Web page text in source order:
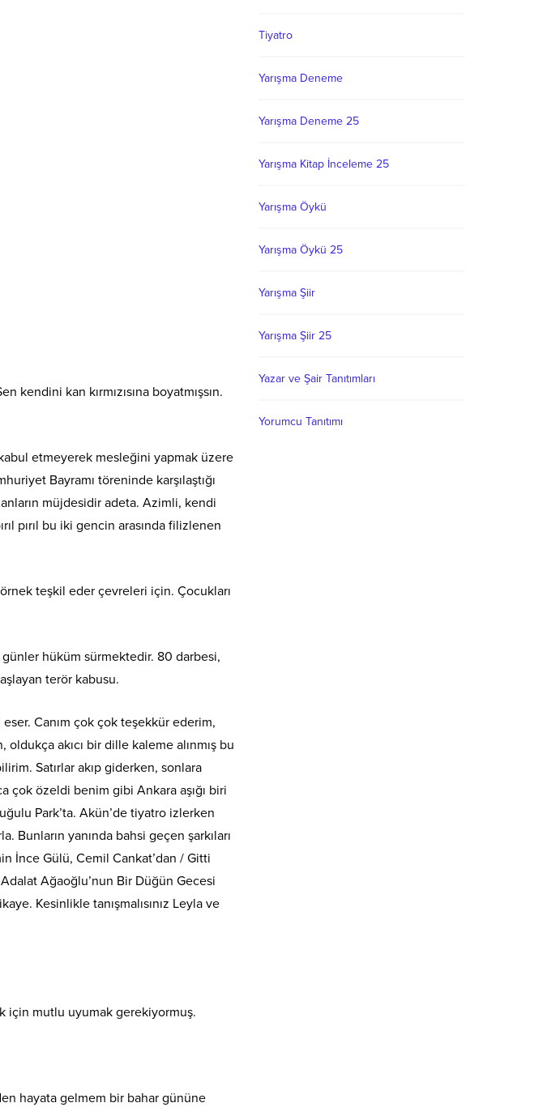
kendini kan kırmızısına boyatmışsın.
etmeyerek mesleğini yapmak üzere
Bayramı töreninde karşılaştığı
müjdesidir adeta. Azimli, kendi
pırıl bu iki gencin arasında filizlenen
teşkil eder çevreleri için. Çocukları
hüküm sürmektedir. 80 darbesi,
terör kabusu.
Canım çok çok teşekkür ederim,
akıcı bir dille kaleme alınmış bu
Satırlar akıp giderken, sonlara
çok özeldi benim gibi Ankara aşığı biri
Park’ta. Akün’de tiyatro izlerken
Bunların yanında bahsi geçen şarkıları
İnce Gülü, Cemil Cankat’dan / Gitti
Adalat Ağaoğlu’nun Bir Düğün Gecesi
Kesinlikle tanışmalısınız Leyla ve
için mutlu uyumak gerekiyormuş.
hayata gelmem bir bahar gününe
Tiyatro
Yarışma Deneme
Yarışma Deneme 25
Yarışma Kitap İnceleme 25
Yarışma Öykü
Yarışma Öykü 25
Yarışma Şiir
Yarışma Şiir 25
Yazar ve Şair Tanıtımları
Yorumcu Tanıtımı